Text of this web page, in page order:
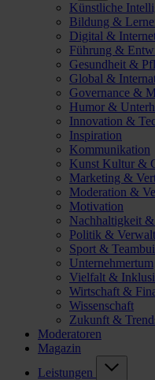
Künstliche
Bildung &
Digital &
Führung &
Gesundheit &
Global &
Governance &
Humor &
Innovation &
Inspiration
Kommunikation
Kunst Kultur &
Marketing &
Moderation &
Motivation
Nachhaltigkeit
Politik &
Sport &
Unternehmertum
Vielfalt &
Wirtschaft &
Wissenschaft
Zukunft &
Moderatoren
Magazin
Leistungen